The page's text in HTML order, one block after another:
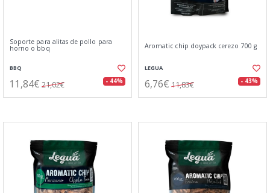
Soporte para alitas de pollo para
horno o bbq
BBQ
11,84€ 21,02€ - 44%
Aromatic chip doypack cerezo 700 g
LEGUA
6,76€ 11,83€ - 43%